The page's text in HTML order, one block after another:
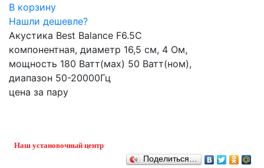
В корзину
Нашли дешевле?
Акустика Best Balance F6.5C
компонентная, диаметр 16,5 см, 4 Ом,
мощность 180 Ватт(мах) 50 Ватт(ном),
диапазон 50-20000Гц
цена за пару
Наш установочный центр
Поделиться…